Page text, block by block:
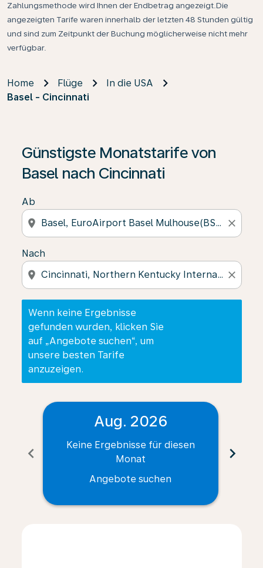
Zahlungsmethode wird Ihnen der Endbetrag angezeigt.Die
angezeigten Tarife waren innerhalb der letzten 48 Stunden gültig
und sind zum Zeitpunkt der Buchung möglicherweise nicht mehr
verfügbar.
Home Flüge
In die USA
Basel - Cincinnati
Günstigste Monatstarife von
Basel nach Cincinnati
Ab
location_on close
Nach
location_on close
Wenn keine Ergebnisse
gefunden wurden, klicken Sie
auf „Angebote suchen“, um
unsere besten Tarife
anzuzeigen.
Wenn keine Ergebnisse gefunden wurden, klicken
chevron_left
Aug. 2026
Keine Ergebnisse für diesen
Monat
Angebote suchen
chevron_right